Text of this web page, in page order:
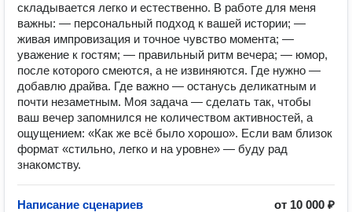
складывается легко и естественно. В работе для меня
важны: — персональный подход к вашей истории; —
живая импровизация и точное чувство момента; —
уважение к гостям; — правильный ритм вечера; — юмор,
после которого смеются, а не извиняются. Где нужно —
добавлю драйва. Где важно — останусь деликатным и
почти незаметным. Моя задача — сделать так, чтобы
ваш вечер запомнился не количеством активностей, а
ощущением: «Как же всё было хорошо». Если вам близок
формат «стильно, легко и на уровне» — буду рад
знакомству.
Написание сценариев от 10 000 ₽